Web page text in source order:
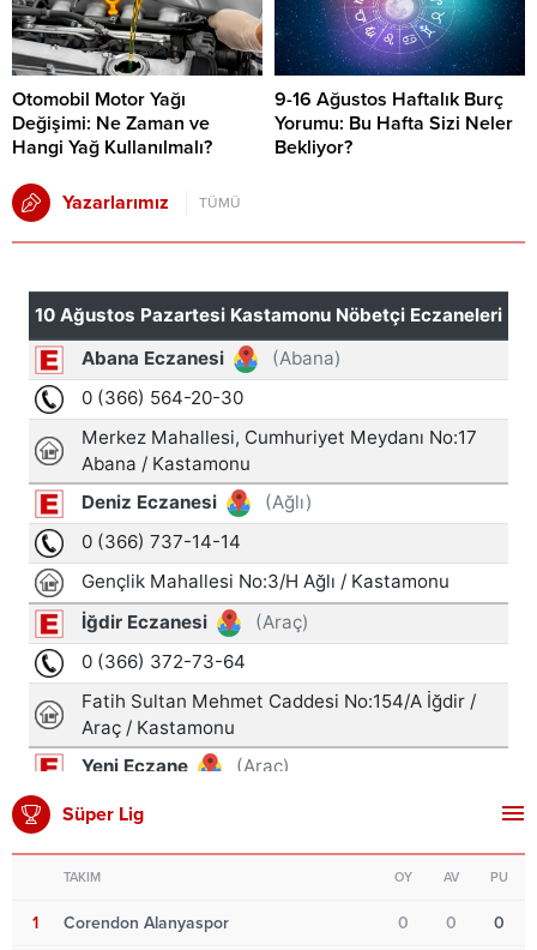
Otomobil Motor Yağı
Değişimi: Ne Zaman ve
Hangi Yağ Kullanılmalı?
9-16 Ağustos Haftalık Burç
Yorumu: Bu Hafta Sizi Neler
Bekliyor?
Yazarlarımız TÜMÜ
Süper Lig
TAKIM OY AV PU
1 Corendon Alanyaspor 0 0 0